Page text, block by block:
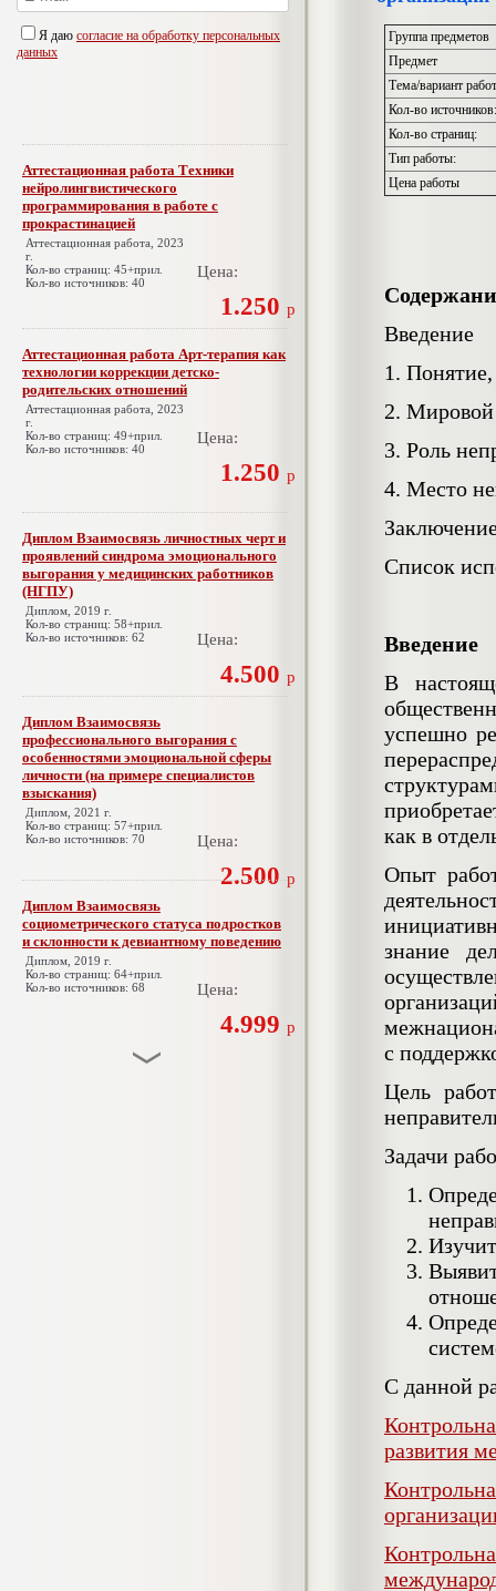
Я даю согласие на обработку персональных
данных
Аттестационная работа Техники
нейролингвистического
программирования в работе с
прокрастинацией
Аттестационная работа, 2023
г.
Кол-во страниц: 45+прил.
Кол-во источников: 40
Цена:
1.250 р
Аттестационная работа Арт-терапия как
технологии коррекции детско-
родительских отношений
Аттестационная работа, 2023
г.
Кол-во страниц: 49+прил.
Кол-во источников: 40
Цена:
1.250 р
Диплом Взаимосвязь личностных черт и
проявлений синдрома эмоционального
выгорания у медицинских работников
(НГПУ)
Диплом, 2019 г.
Кол-во страниц: 58+прил.
Кол-во источников: 62
Цена:
4.500 р
Диплом Взаимосвязь
профессионального выгорания с
особенностями эмоциональной сферы
личности (на примере специалистов
взыскания)
Диплом, 2021 г.
Кол-во страниц: 57+прил.
Кол-во источников: 70
Цена:
2.500 р
Диплом Взаимосвязь
социометрического статуса подростков
и склонности к девиантному поведению
Диплом, 2019 г.
Кол-во страниц: 64+прил.
Кол-во источников: 68
Цена:
4.999 р
Группа предметов
Предмет
Тема/вариант
Кол-во источников:
Кол-во страниц:
Тип работы:
Цена работы
Введение
1.
2. Мировой
3. Роль
4. Место
Список
Введение
В
успешно
как в
Опыт
знание
с
Цель
Задачи
С данной
развития